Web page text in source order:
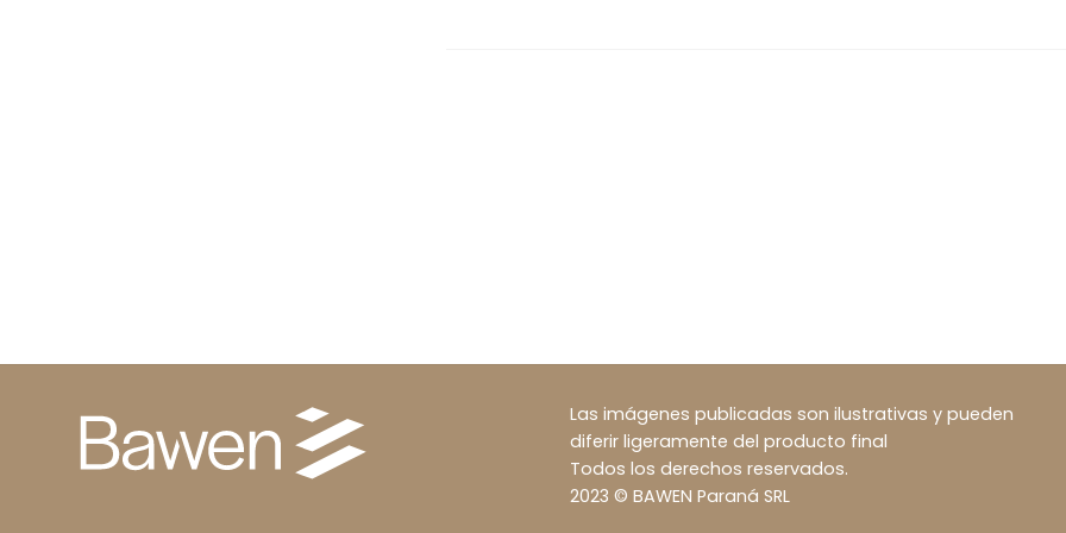
Las imágenes publicadas son ilustrativas y pueden
diferir ligeramente del producto final
Todos los derechos reservados.
2023 © BAWEN Paraná SRL